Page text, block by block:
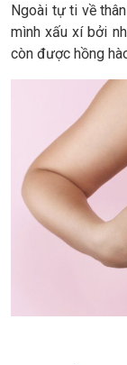
Ngoài tự ti về
mình xấu xí bởi
còn được hồng